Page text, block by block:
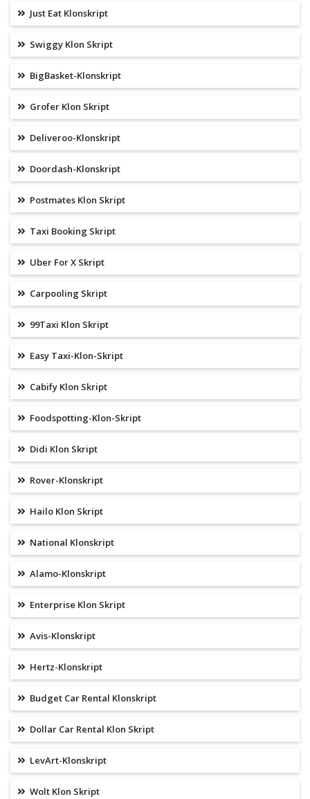
Just Eat Klonskript
Swiggy Klon Skript
BigBasket-Klonskript
Grofer Klon Skript
Deliveroo-Klonskript
Doordash-Klonskript
Postmates Klon Skript
Taxi Booking Skript
Uber For X Skript
Carpooling Skript
99Taxi Klon Skript
Easy Taxi-Klon-Skript
Cabify Klon Skript
Foodspotting-Klon-Skript
Didi Klon Skript
Rover-Klonskript
Hailo Klon Skript
National Klonskript
Alamo-Klonskript
Enterprise Klon Skript
Avis-Klonskript
Hertz-Klonskript
Budget Car Rental Klonskript
Dollar Car Rental Klon Skript
LevArt-Klonskript
Wolt Klon Skript